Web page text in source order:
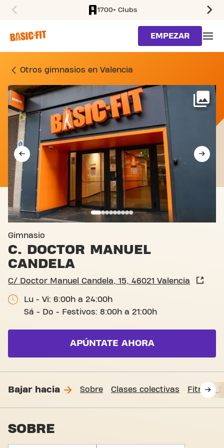
1700+ Clubs
EMPEZAR
GIMNASIO C/ DOCTOR
Otros gimnasios en Valencia
Gimnasio
C. DOCTOR MANUEL
CANDELA
C/ Doctor Manuel Candela, 15, 46021 Valencia
Lu - Vi: 6:00h a 24:00h
Sá - Do - Festivos: 8:00h a 21:00h
APÚNTATE AHORA
Bajar hacia Sobre Clases colectivas Fitness
SOBRE